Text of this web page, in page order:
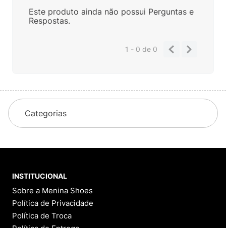
Este produto ainda não possui Perguntas e
Respostas.
1 - 0de 0
Categorias
INSTITUCIONAL
Sobre a Menina Shoes
Política de Privacidade
Política de Troca